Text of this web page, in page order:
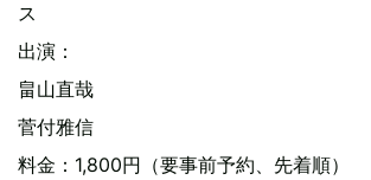
ス
出演：
畠山直哉
菅付雅信
料金：1,800円（要事前予約、先着順）